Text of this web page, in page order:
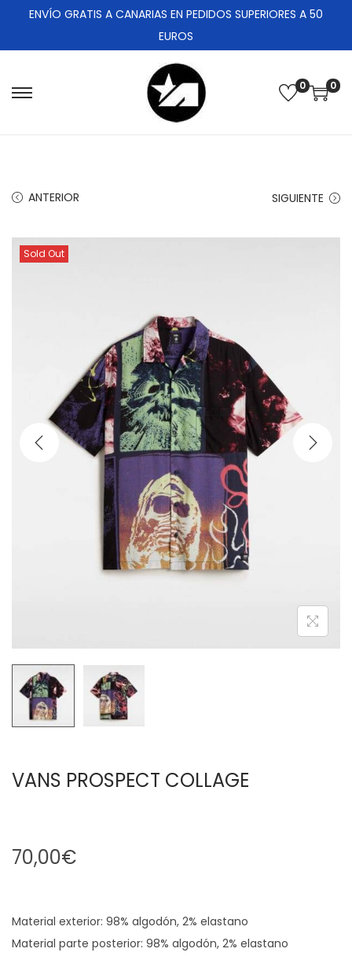
ENVÍO GRATIS A CANARIAS EN PEDIDOS SUPERIORES A 50
EUROS
0 0
ANTERIOR SIGUIENTE
Sold Out
VANS PROSPECT COLLAGE
70,00€
Material exterior: 98% algodón, 2% elastano
Material parte posterior: 98% algodón, 2% elastano